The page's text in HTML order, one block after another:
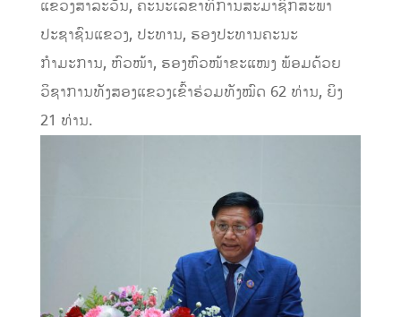
ແຂວງສາລະວັນ, ຄະນະເລຂາທິການສະມາຊິກສະພາ
ປະຊາຊົນແຂວງ, ປະທານ, ຮອງປະທານຄະນະ
ກຳມະການ, ຫົວໜ້າ, ຮອງຫົວໜ້າຂະແໜງ ພ້ອມດ້ວຍ
ວິຊາການທັງສອງແຂວງເຂົ້າຮ່ວມທັງໝົດ 62 ທ່ານ, ຍິງ
21 ທ່ານ.